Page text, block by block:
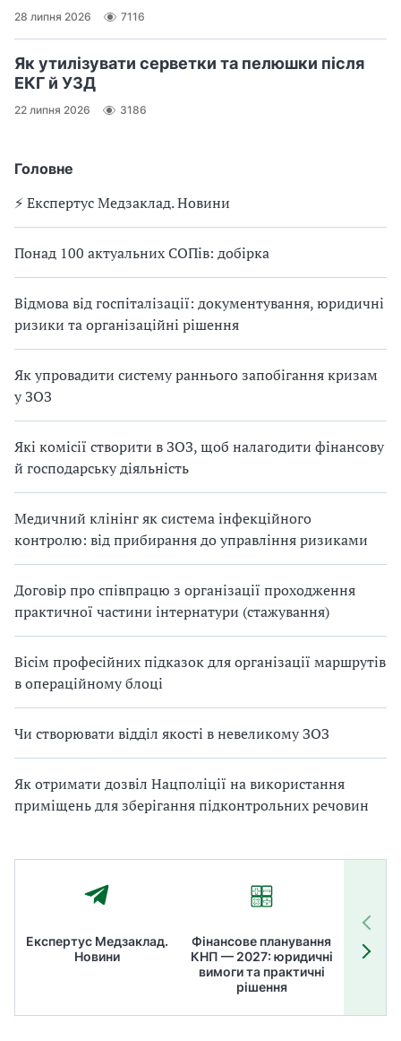
Головне
⚡️ Експертус Медзаклад. Новини
Понад 100 актуальних СОПів: добірка
Відмова від госпіталізації: документування, юридичні
ризики та організаційні рішення
Як упровадити систему раннього запобігання кризам
у ЗОЗ
Які комісії створити в ЗОЗ, щоб налагодити фінансову
й господарську діяльність
Медичний клінінг як система інфекційного
контролю: від прибирання до управління ризиками
Договір про співпрацю з організації проходження
практичної частини інтернатури (стажування)
Вісім професійних підказок для організації маршрутів
в операційному блоці
Чи створювати відділ якості в невеликому ЗОЗ
Як отримати дозвіл Нацполіції на використання
приміщень для зберігання підконтрольних речовин
Експертус Медзаклад.
Новини
Фінансове планування
КНП — 2027: юридичні
вимоги та практичні
рішення
28 липня 2026 7116
Як утилізувати серветки та пелюшки після
ЕКГ й УЗД
22 липня 2026 3186